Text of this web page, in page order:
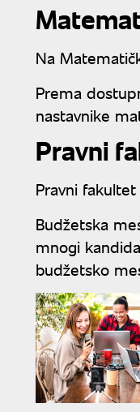
Na
Prema
nastavnike
Pravni
Pravni
Budžetska
mnogi
budžetsko